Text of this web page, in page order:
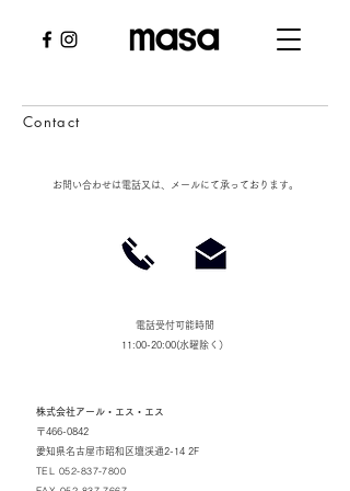
Contact
お問い合わせは電話又は、メールにて承っております。
​電話受付可能時間
11:00-20:00(水曜除く）
株式会社アール・エス・エス
〒466-0842
愛知県名古屋市昭和区壇渓通2-14 2F
TEL 052-837-7800